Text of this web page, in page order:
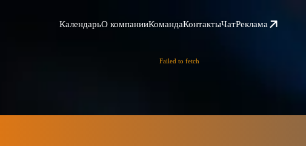
КалендарьО компанииКомандаКонтактыЧатРеклама
Failed to fetch